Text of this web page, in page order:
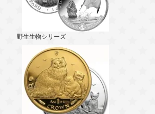
野生生物シリーズ